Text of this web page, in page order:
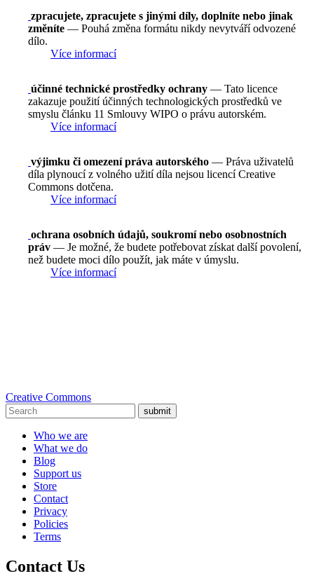
zpracujete, zpracujete s jinými díly, doplníte nebo jinak
změníte — Pouhá změna formátu nikdy nevytváří odvozené
dílo.
Více informací
účinné technické prostředky ochrany — Tato licence
zakazuje použití účinných technologických prostředků ve
smyslu článku 11 Smlouvy WIPO o právu autorském.
Více informací
výjimku či omezení práva autorského — Práva uživatelů
díla plynoucí z volného užití díla nejsou licencí Creative
Commons dotčena.
Více informací
ochrana osobních údajů, soukromí nebo osobnostních
práv — Je možné, že budete potřebovat získat další povolení,
než budete moci dílo použít, jak máte v úmyslu.
Více informací
Creative Commons
submit
Who we are
What we do
Blog
Support us
Store
Contact
Privacy
Policies
Terms
Contact Us